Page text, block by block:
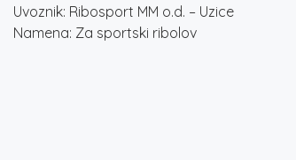
Uvoznik: Ribosport MM o.d. – Uzice
Namena: Za sportski ribolov